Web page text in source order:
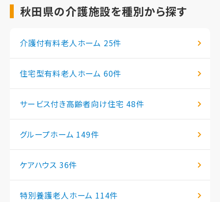
秋田県の介護施設を種別から探す
介護付有料老人ホーム 25件
住宅型有料老人ホーム 60件
サービス付き高齢者向け住宅48件
グループホーム 149件
ケアハウス 36件
特別養護老人ホーム 114件